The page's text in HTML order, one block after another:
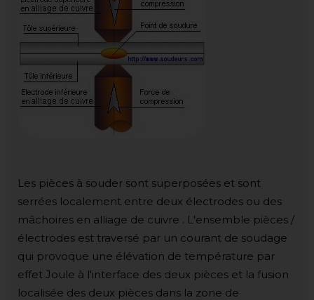
Les pièces à souder sont superposées et sont
serrées localement entre deux électrodes ou des
mâchoires en alliage de cuivre . L'ensemble pièces /
électrodes est traversé par un courant de soudage
qui provoque une élévation de température par
effet Joule à l'interface des deux pièces et la fusion
localisée des deux pièces dans la zone de